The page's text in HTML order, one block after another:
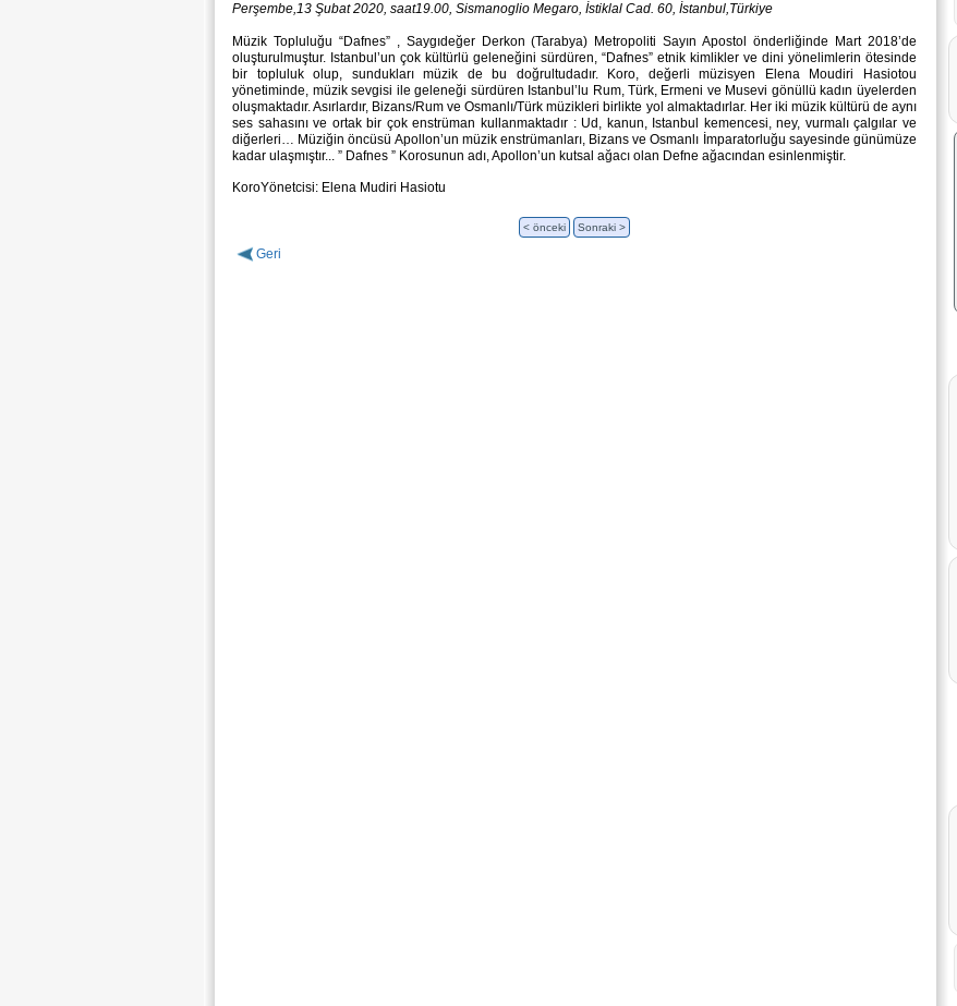
Perşembe,13 Şubat 2020, saat19.00, Sismanoglio Megaro, İstiklal Cad. 60, İstanbul,Τürkiye
Müzik Topluluğu “Dafnes” , Saygıdeğer Derkon (Tarabya) Metropoliti Sayın Apostol önderliğinde Mart 2018’de
oluşturulmuştur. Istanbul’un çok kültürlü geleneğini sürdüren, “Dafnes” etnik kimlikler ve dini yönelimlerin ötesinde
bir topluluk olup, sundukları müzik de bu doğrultudadır. Koro, değerli müzisyen Elena Moudiri Hasiotou
yönetiminde, müzik sevgisi ile geleneği sürdüren Istanbul’lu Rum, Türk, Ermeni ve Musevi gönüllü kadın üyelerden
oluşmaktadır. Asırlardır, Bizans/Rum ve Osmanlı/Türk müzikleri birlikte yol almaktadırlar. Her iki müzik kültürü de aynı
ses sahasını ve ortak bir çok enstrüman kullanmaktadır : Ud, kanun, Istanbul kemencesi, ney, vurmalı çalgılar ve
diğerleri… Müziğin öncüsü Apollon’un müzik enstrümanları, Bizans ve Osmanlı İmparatorluğu sayesinde günümüze
kadar ulaşmıştır... ” Dafnes ” Korosunun adı, Apollon’un kutsal ağacı olan Defne ağacından esinlenmiştir.
KoroYönetcisi: Elena Mudiri Hasiotu
< önceki Sonraki >
Geri